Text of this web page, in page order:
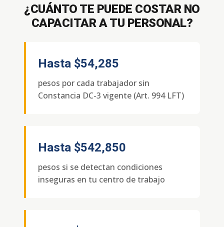
¿CUÁNTO TE PUEDE COSTAR NO
CAPACITAR A TU PERSONAL?
Hasta $54,285
pesos por cada trabajador sin
Constancia DC-3 vigente (Art. 994 LFT)
Hasta $542,850
pesos si se detectan condiciones
inseguras en tu centro de trabajo